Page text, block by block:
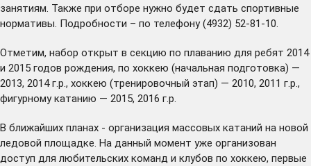
занятиям. Также при отборе нужно будет сдать спортивные
нормативы. Подробности – по телефону (4932) 52-81-10.
Отметим, набор открыт в секцию по плаванию для ребят 2014
и 2015 годов рождения, по хоккею (начальная подготовка) —
2013, 2014 г.р., хоккею (тренировочный этап) — 2010, 2011 г.р.,
фигурному катанию — 2015, 2016 г.р.
В ближайших планах - организация массовых катаний на новой
ледовой площадке. На данный момент уже организован
доступ для любительских команд и клубов по хоккею, первые